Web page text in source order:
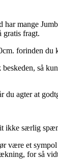
mange
gratis fragt.
forinden du
så
agter at
ikke særlig
et
for så